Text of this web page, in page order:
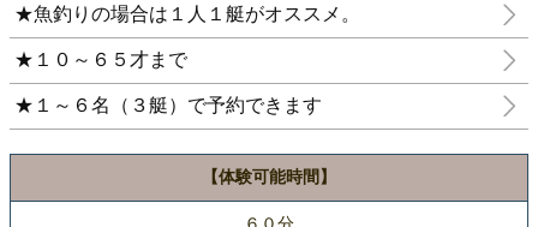
★魚釣りの場合は１人１艇がオススメ。
★１０～６５才まで
★１～６名（３艇）で予約できます
【体験可能時間】
６０分